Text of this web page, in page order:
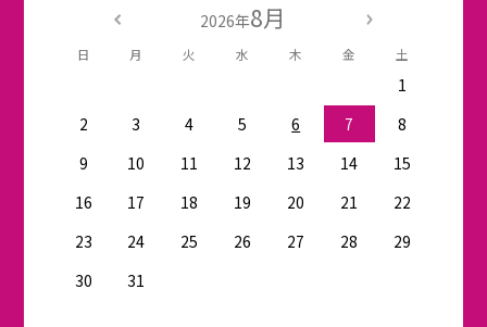
2026年8月
日 月 火 水 木 金 土
1
2
3 4 5 6 7
8
9
10 11 12 13 14
15
16
17 18 19 20 21
22
23
24 25 26 27 28
29
30
31